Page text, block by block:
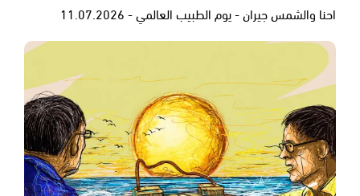
احنا والشمس جيران - يوم الطبيب العالمي - 11.07.2026